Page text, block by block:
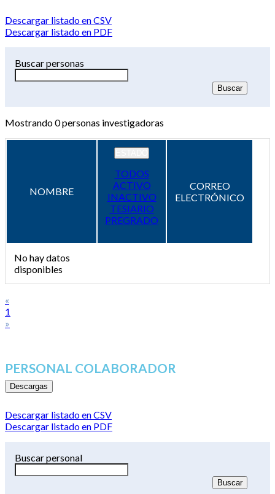
Descargar listado en CSV
Descargar listado en PDF
Buscar personas
Mostrando0personas investigadoras
NOMBRE
TODOS
ACTIVO
INACTIVO
TESIARIO
PREGRADO
CORREO
ELECTRÓNICO
No hay datos
disponibles
«
1
»
PERSONAL COLABORADOR
Descargas
Descargar listado en CSV
Descargar listado en PDF
Buscar personal